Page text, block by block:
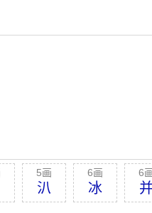
5画
汃
6画
冰
6
并